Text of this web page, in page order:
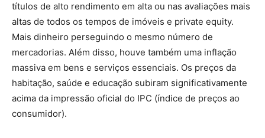
títulos de alto rendimento em alta ou nas avaliações mais
altas de todos os tempos de imóveis e private equity.
Mais dinheiro perseguindo o mesmo número de
mercadorias. Além disso, houve também uma inflação
massiva em bens e serviços essenciais. Os preços da
habitação, saúde e educação subiram significativamente
acima da impressão oficial do IPC (índice de preços ao
consumidor).